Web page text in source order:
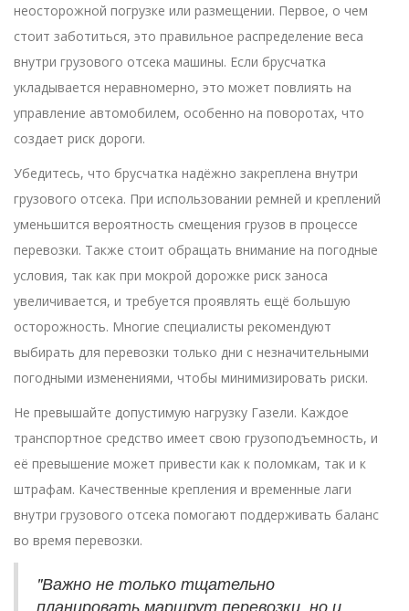
неосторожной погрузке или размещении. Первое, о чем
стоит заботиться, это правильное распределение веса
внутри грузового отсека машины. Если брусчатка
укладывается неравномерно, это может повлиять на
управление автомобилем, особенно на поворотах, что
создает риск дороги.
Убедитесь, что брусчатка надёжно закреплена внутри
грузового отсека. При использовании ремней и креплений
уменьшится вероятность смещения грузов в процессе
перевозки. Также стоит обращать внимание на погодные
условия, так как при мокрой дорожке риск заноса
увеличивается, и требуется проявлять ещё большую
осторожность. Многие специалисты рекомендуют
выбирать для перевозки только дни с незначительными
погодными изменениями, чтобы минимизировать риски.
Не превышайте допустимую нагрузку Газели. Каждое
транспортное средство имеет свою грузоподъемность, и
её превышение может привести как к поломкам, так и к
штрафам. Качественные крепления и временные лаги
внутри грузового отсека помогают поддерживать баланс
во время перевозки.
"Важно не только тщательно
планировать маршрут перевозки, но и